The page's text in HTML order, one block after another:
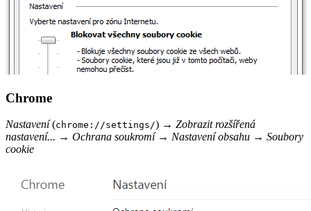
Chrome
Nastavení(chrome://settings/) → Zobrazit rozšířená
nastavení... → Ochrana soukromí→ Nastavení obsahu → Soubory
cookie